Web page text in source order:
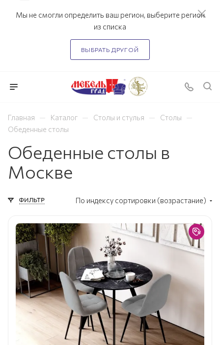
Мы не смогли определить ваш регион, выберите регион
из списка
ВЫБРАТЬ ДРУГОЙ
Главная — Каталог — Столы и стулья — Столы —
Обеденные столы
Обеденные столы в
Москве
ФИЛЬТР По индексу сортировки (возрастание)